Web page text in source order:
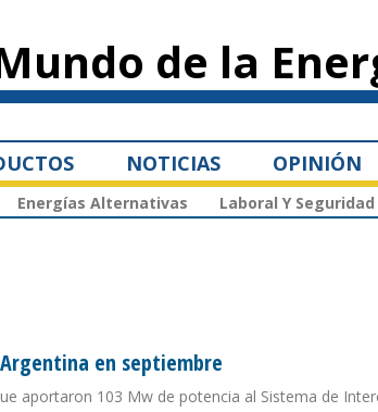
principal
de la
NOTICIAS OPINIÓN
Energías Alternativas Laboral Y Seguridad
en septiembre
aportaron 103 Mw de potencia al Sistema de